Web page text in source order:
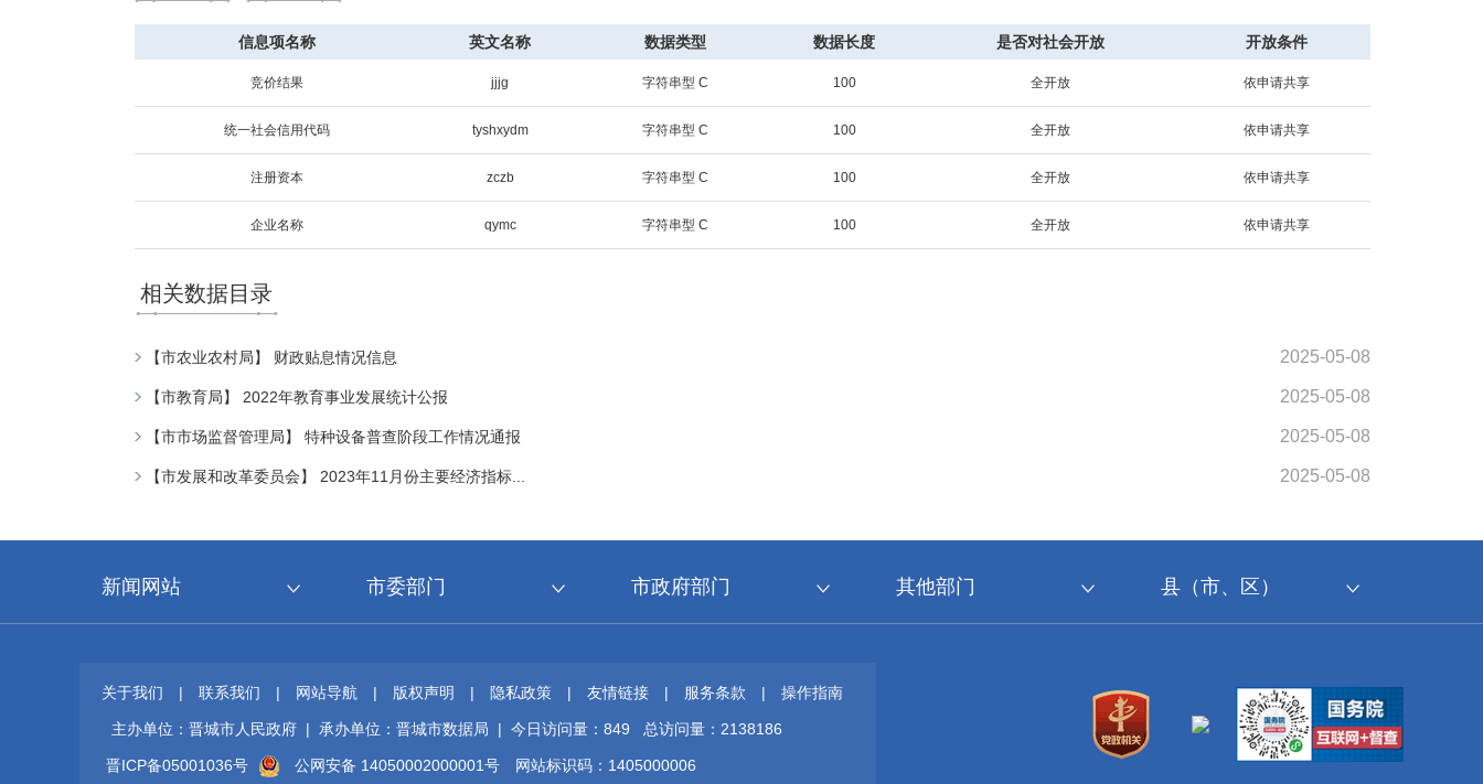
信息项名称 英文名称 数据类型 数据长度 是否对社会开放 开放条件
竞价结果 jjjg 字符串型 C 100 全开放 依申请共享
统一社会信用代码 tyshxydm 字符串型 C 100 全开放 依申请共享
注册资本 zczb 字符串型 C 100 全开放 依申请共享
企业名称 qymc 字符串型 C 100 全开放 依申请共享
相关数据目录
【市农业农村局】 财政贴息情况信息 2025-05-08
【市教育局】 2022年教育事业发展统计公报 2025-05-08
【市市场监督管理局】 特种设备普查阶段工作情况通报 2025-05-08
【市发展和改革委员会】 2023年11月份主要经济指标... 2025-05-08
新闻网站 市委部门 市政府部门 其他部门 县（市、区）
关于我们 | 联系我们 | 网站导航 | 版权声明 | 隐私政策 | 友情链接 | 服务条款 | 操作指南
主办单位：晋城市人民政府 | 承办单位：晋城市数据局 | 今日访问量： 849 总访问量： 2138186
晋ICP备05001036号 公网安备 14050002000001号 网站标识码：1405000006